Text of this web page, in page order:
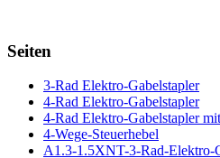
Seiten
3-Rad Elektro-Gabelstapler
4-Rad Elektro-Gabelstapler
4-Rad Elektro-Gabelstapler
4-Wege-Steuerhebel
A1.3-1.5XNT-3-Rad-Elektro-